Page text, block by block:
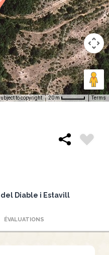
to copyright 20 m Terms
Diable i Estavill
ÉVALUATIONS